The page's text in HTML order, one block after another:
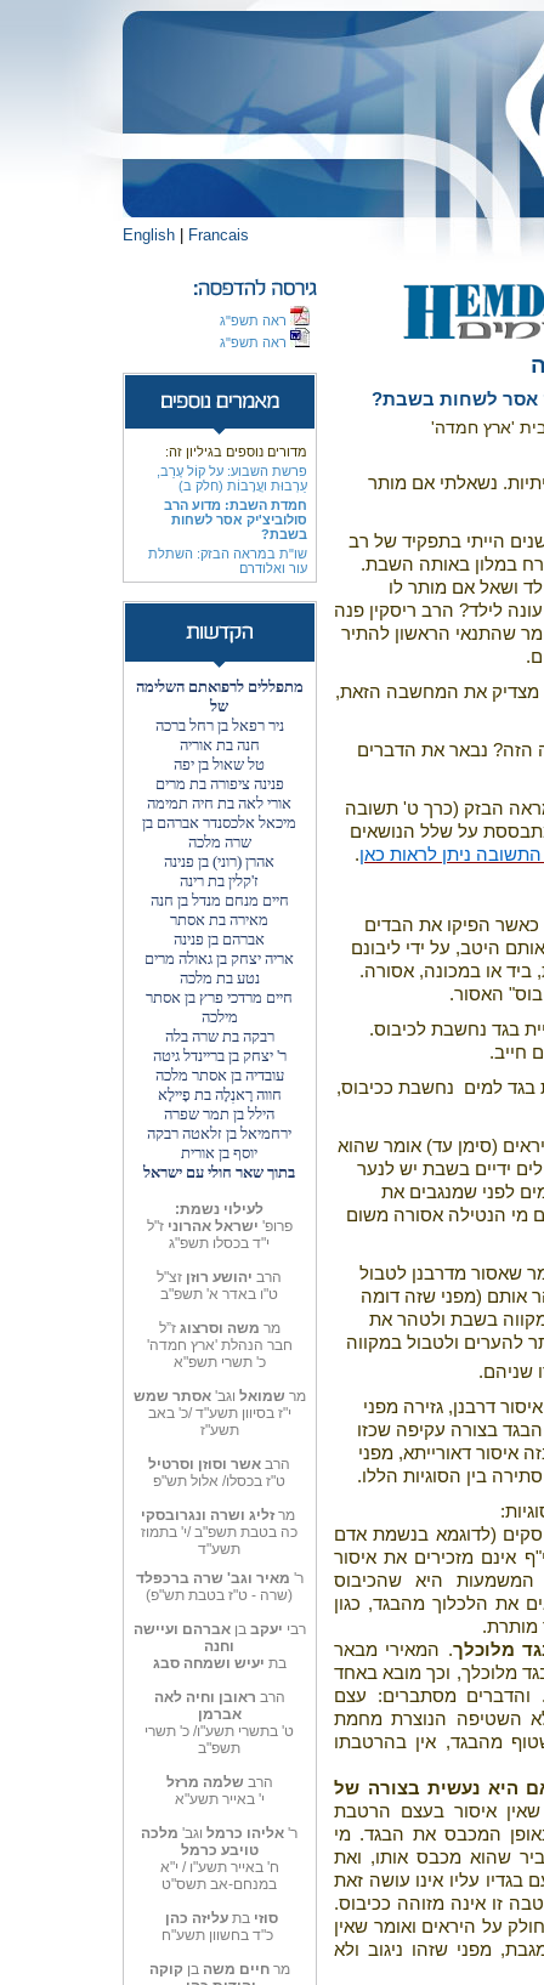
English Francais
אסר לשחות בשבת?
'ארץ חמדה'
נשאלתי אם מותר
הייתי בתפקיד של רב
במלון באותה השבת.
ושאל אם מותר לו
לילד? הרב ריסקין פנה
שהתנאי הראשון להתיר
מצדיק את המחשבה הזאת,
הזה? נבאר את הדברים
הבזק (כרך ט' תשובה
על שלל הנושאים
ניתן לראות כאן.
הפיקו את הבדים
היטב, על ידי ליבונם
ביד או במכונה, אסורה.
האסור.
בגד נחשבת לכיבוס.
חייב.
בגד למים
נחשבת ככיבוס,
(סימן עד) אומר שהוא
ידיים בשבת יש לנער
לפני שמנגבים את
מי הנטילה אסורה משום
שאסור מדרבנן לטבול
אותם (מפני שזה דומה
בשבת ולטהר את
להערים ולטבול במקווה
שניהם.
דרבנן, גזירה מפני
בצורה עקיפה שכזו
איסור דאורייתא, מפני
בין הסוגיות הללו.
(לדוגמא בנשמת אדם
אינם מזכירים את איסור
המשמעות היא שהכיבוס
את הלכלוך מהבגד, כגון
מותרת.
מלוכלך. המאירי מבאר
מלוכלך, וכך מובא באחד
והדברים מסתברים: עצם
השטיפה הנוצרת מחמת
מהבגד, אין בהרטבתו
היא נעשית בצורה של
איסור בעצם הרטבת
המכבס את הבגד. מי
שהוא מכבס אותו, ואת
עליו אינו עושה זאת
זו אינה מזוהה ככיבוס.
על היראים ואומר שאין
מפני שזהו ניגוב ולא
ראה תשפ"ג
ראה תשפ"ג
מדורים נוספים בגיליון זה:
פרשת השבוע: על קוֹל עָרֵב,
עַרְבוּת ועֲרָבוֹת (חלק ב)
חמדת השבת: מדוע הרב
סולוביצ'יק אסר לשחות
בשבת?
שו"ת במראה הבזק: השתלת
עור ואלודרם
מתפללים לרפואתם השלימה
של
ניר רפאל בן רחל ברכה
חנה בת אוריה
טל שאול בן יפה
פנינה ציפורה בת מרים
אורי לאה בת חיה תמימה
מיכאל אלכסנדר אברהם בן
שרה מלכה
אהרן (רוני) בן פנינה
ז'קלין בת רינה
חיים מנחם מנדל בן חנה
מאירה בת אסתר
אברהם בן פנינה
אריה יצחק בן גאולה מרים
נטע בת מלכה
חיים מרדכי פרץ בן אסתר
מילכה
רבקה בת שרה בלה
ר' יצחק בן בריינדל גיטה
עובדיה בן אסתר מלכה
חווה רָאנְלָה בת פָיילָא
הילל בן תמר שפרה
ירחמיאל בן זלאטה רבקה
יוסף בן אורית
בתוך שאר חולי עם ישראל
לעילוי נשמת:
פרופ' ישראל אהרוני ז"ל
י"ד בכסלו תשפ"ג
הרב יהושע רוזן זצ"ל
ט"ו באדר א' תשפ"ב
מר משה וסרצוג ז”ל
חבר הנהלת 'ארץ חמדה'
כ' תשרי תשפ"א
מר שמואל וגב'אסתר שמש
י"ז בסיוון תשע"ד /כ' באב
תשע"ז
הרב אשר וסוזן וסרטיל
ט"ז בכסלו/ אלול תש"פ
מרזליג ושרה ונגרובסקי
כה בטבת תשפ"ב /י' בתמוז
תשע"ד
ר' מאיר וגב' שרה ברכפלד
(שרה - ט"ז בטבת תש"פ)
רבי יעקבבןאברהם ועיישה
וחנה
בת יעיש ושמחה סבג
הרב ראובן וחיה לאה
אברמן
ט' בתשרי תשע"ו/ כ' תשרי
תשפ"ב
הרב שלמה מרזל
י' באייר תשע"א
ר' אליהו כרמל וגב' מלכה
טויבע כרמל
ח' באייר תשע"ו / י"א
במנחם-אב תשס"ט
סוזי בתעליזה כהן
כ"ד בחשוון תשע"ח
מרחיים משה בן קוקה